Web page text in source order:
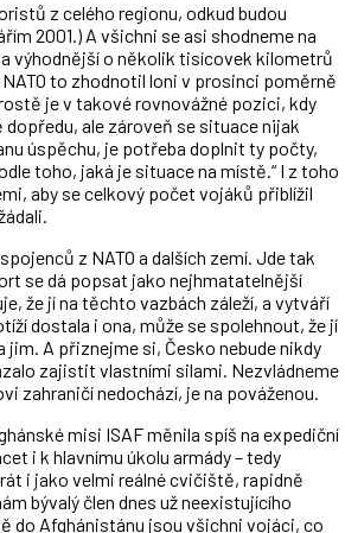
z celého regionu, odkud budou
2001.) A všichni se asi shodneme na
výhodnější o několik tisícovek kilometrů
to zhodnotil loni v prosinci poměrně
je v takové rovnovážné pozici, kdy
ale zároveň se situace nijak
úspěchu, je potřeba doplnit ty počty,
toho, jaká je situace na místě.“ I z toho
aby se celkový počet vojáků přiblížil
z NATO a dalších zemí. Jde tak
se dá popsat jako nejhmatatelnější
že jí na těchto vazbách záleží, a vytváří
dostala i ona, může se spolehnout, že jí
A přiznejme si, Česko nebude nikdy
zajistit vlastními silami. Nezvládneme
zahraničí nedochází, je na pováženou.
misi ISAF měnila spíš na expediční
i k hlavnímu úkolu armády – tedy
i jako velmi reálné cvičiště, rapidně
bývalý člen dnes už neexistujícího
do Afghánistánu jsou všichni vojáci, co